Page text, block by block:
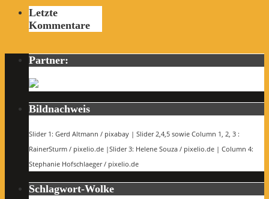
Letzte
Kommentare
Partner:
Bildnachweis
Slider 1: Gerd Altmann / pixabay | Slider 2,4,5 sowie Column 1, 2, 3 :
RainerSturm / pixelio.de |Slider 3: Helene Souza / pixelio.de | Column 4:
Stephanie Hofschlaeger / pixelio.de
Schlagwort-Wolke